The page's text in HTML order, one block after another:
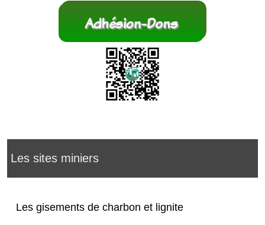
Les sites miniers
Les gisements de charbon et lignite